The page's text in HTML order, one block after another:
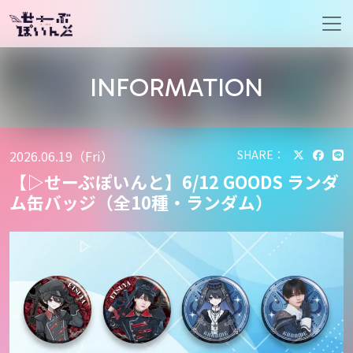
メインナビゲーション
INFORMATION
2026.06.19（Fri） SHARE：
【▷せーぶぽいんと】6/12 GOODS ランダ
ム缶バッジ（全10種・ランダム）